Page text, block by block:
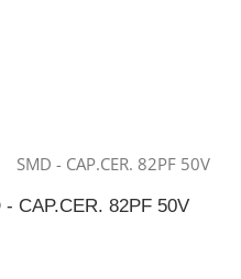
- CAP.CER. 82PF 50V